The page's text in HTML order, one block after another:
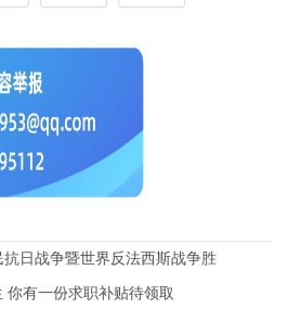
日战争暨世界反法西斯战争胜
你有一份求职补贴待领取